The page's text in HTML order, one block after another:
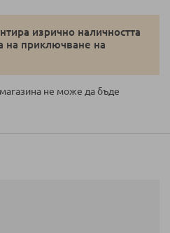
изрично наличността
на приключване на
не може да бъде